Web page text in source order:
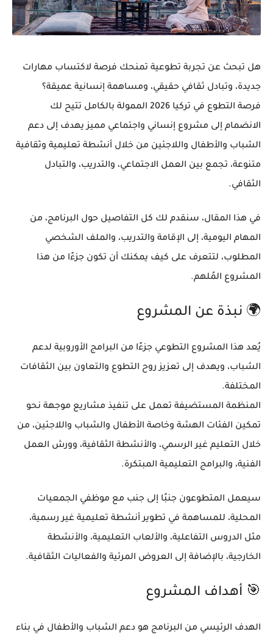
هل تبحث عن تجربة تطوعية تمنحك فرصة لاكتساب مهارات
جديدة، وتبادل ثقافي حقيقي، ومساهمة إنسانية عميقة؟
فرصة التطوع في تركيا 2026
الممولة بالكامل تتيح لك
الانضمام إلى مشروع إنساني واجتماعي مميز يهدف إلى دعم
الشباب والأطفال واللاجئين من خلال أنشطة تعليمية وثقافية
متنوعة، تجمع بين العمل الاجتماعي، والتدريب، والتبادل
الثقافي.
في هذا المقال، سنقدم لك كل التفاصيل حول البرنامج، من
المهام اليومية، إلى الإقامة والتدريب، والملف الشخصي
المطلوب، لتتعرف على كيف يمكنك أن تكون جزءًا من هذا
المشروع المُلهم.
🌍 نبذة عن المشروع
يُعد هذا المشروع التطوعي جزءًا من البرامج الأوروبية لدعم
الشباب، ويهدف إلى تعزيز روح التطوع والتعاون بين الثقافات
المختلفة.
المنظمة المستضيفة تعمل على تنفيذ مشاريع موجهة نحو
تمكين الفئات الهشة وخاصة الأطفال والشباب واللاجئين، من
خلال التعليم غير الرسمي، والأنشطة الثقافية، وورش العمل
الفنية، والبرامج التعليمية المبتكرة.
سيعمل المتطوعون جنبًا إلى جنب مع موظفي الجمعيات
المحلية، للمساهمة في تطوير أنشطة تعليمية غير رسمية،
مثل الدروس التفاعلية، والألعاب التعليمية، والأنشطة
الخارجية، بالإضافة إلى العروض المرئية والفعاليات الثقافية.
🎯 أهداف المشروع
الهدف الرئيسي من البرنامج هو دعم الشباب والأطفال في بناء